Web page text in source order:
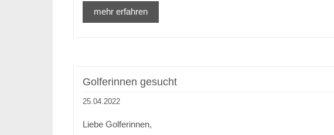
mehr erfahren
Golferinnen gesucht
25.04.2022
Liebe Golferinnen,